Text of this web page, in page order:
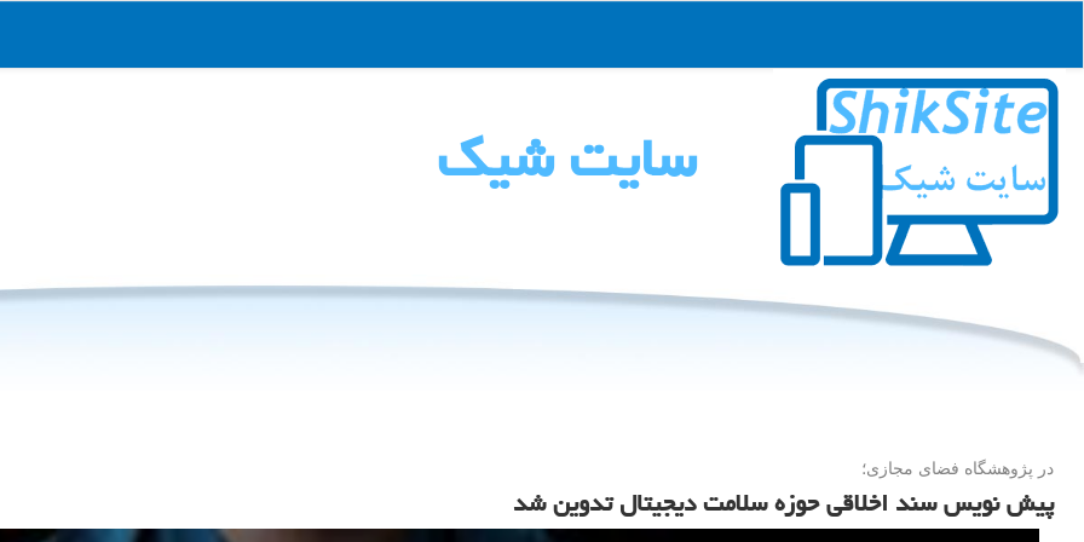
سایت شیك
در پژوهشگاه فضای مجازی؛
پیش نویس سند اخلاقی حوزه سلامت دیجیتال تدوین شد